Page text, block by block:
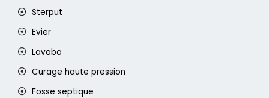
Sterput
Evier
Lavabo
Curage haute pression
Fosse septique